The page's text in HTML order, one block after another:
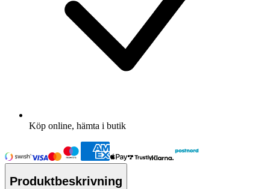
Köp online, hämta i butik
Produktbeskrivning